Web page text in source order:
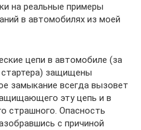
на реальные примеры
в автомобилях из моей
цепи в автомобиле (за
защищены
замыкание всегда вызовет
эту цепь и в
страшного. Опасность
с причиной